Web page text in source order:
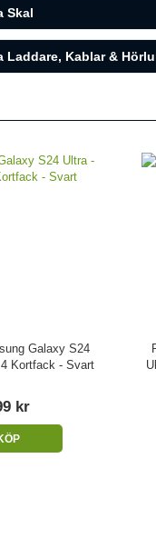
Skal
Laddare, Kablar &
Galaxy S24
Kortfack - Svart
kr